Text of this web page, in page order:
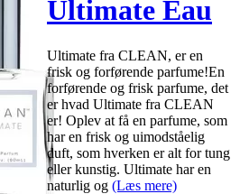
Ultimate Eau
De Parfume –
60 ml
Ultimate fra CLEAN, er en
frisk og forførende parfume!En
forførende og frisk parfume, det
er hvad Ultimate fra CLEAN
er! Oplev at få en parfume, som
har en frisk og uimodståelig
duft, som hverken er alt for tung
eller kunstig. Ultimate har en
naturlig og (Læs mere)